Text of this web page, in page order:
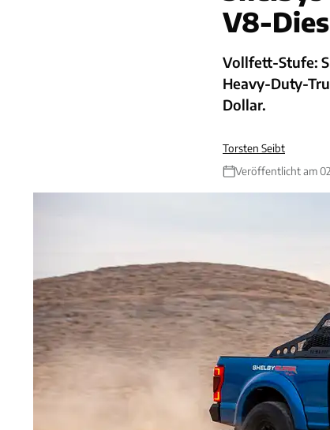
V8-
Vollfett-Stufe:
Heavy-Duty-
Dollar.
Torsten Seibt
Veröffentlicht am